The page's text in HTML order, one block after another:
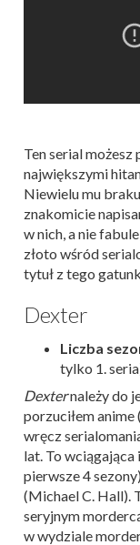
Ten serial
największymi
Niewielu mu
znakomicie
w nich, a nie
złoto wśród
tytuł z tego
Dexter
Liczba
tylko 1.
Dexternależy do
porzuciłem anime
wręcz
lat. To wciągająca
pierwsze 4
(Michael C. Hall).
seryjnym
w wydziale